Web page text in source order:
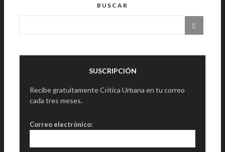
BUSCAR
SUSCRIPCIÓN
Recibe gratuitamente Crítica Urbana en tu correo
cada tres meses.
Correo electrónico: